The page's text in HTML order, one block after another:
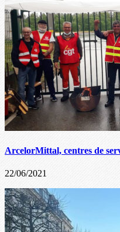
ArcelorMittal, centres de
22/06/2021